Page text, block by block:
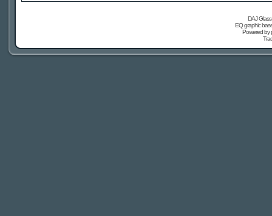
DAJ
EQ graphic
Powered by